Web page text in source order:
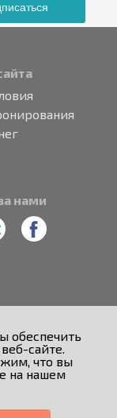
обеспечить
сайте.
что вы
на нашем
нами